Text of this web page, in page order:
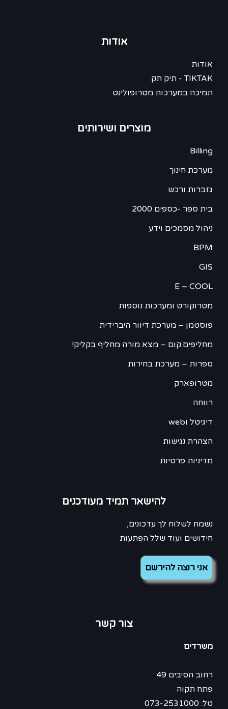
אודות
אודות
TIKTAK - תיק תק
תמיכה במערכות מטרופולינט
מוצרים ושירותים
Billing
מערכת חינוך
גזברות ורכש
בית ספר -כספים 2000
ניהול מסמכים וידע
BPM
GIS
E – COOL
מטרוקורט ומערכות נוספות
פוסטמן – מערכת דיוור היברידית
מחליפים.קום – מצא מורה מחליף בקליק!
ספרות – מערכת בחירות
מטרופארק
רווחה
דיגיטל וweb
הצהרת נגישות
מדיניות פרטיות
להישאר תמיד מעודכנים
נשמח לשלוח לך עדכונים,
חידושים ועוד שלל הפתעות
צור קשר
משרדים
רחוב הסיבים 49
פתח תקוה
טל: 073-2531000